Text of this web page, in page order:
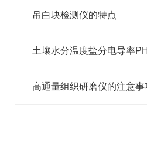
吊白块检测仪的特点
高通量组织研磨仪的注意事